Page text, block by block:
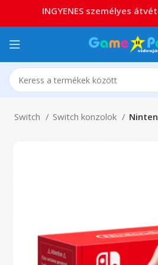
Switch Switch konzolok
INGYENES személyes